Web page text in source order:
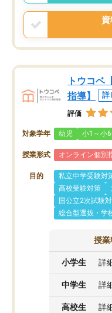
トウコベ
指導】
詳
評価
対象学年 幼児 小1～小6
授業形式 オンライン個別
目的 私立中学受験対
高校受験対策
国公立2次試験
総合型選抜・学
授業
小学生 詳
中学生 詳
高校生 詳